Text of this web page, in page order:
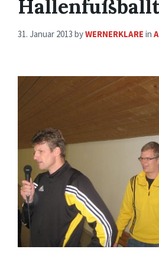
31. Januar 2013 byWERNERKLARE in